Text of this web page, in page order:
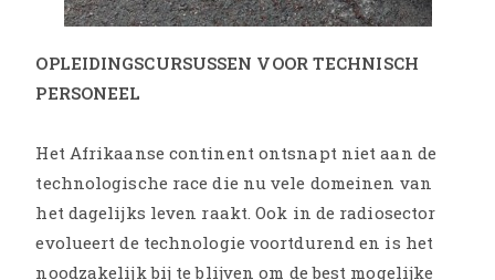
OPLEIDINGSCURSUSSEN VOOR TECHNISCH
PERSONEEL
Het Afrikaanse continent ontsnapt niet aan de
technologische race die nu vele domeinen van
het dagelijks leven raakt. Ook in de radiosector
evolueert de technologie voortdurend en is het
noodzakelijk bij te blijven om de best mogelijke